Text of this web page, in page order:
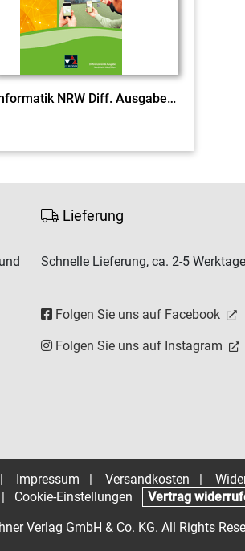
Informatik NRW Diff. Ausgabe click & teach 9/10 EL
Lieferung
Schnelle Lieferung, ca. 2-5 Werktage
Folgen Sie uns auf Facebook
Folgen Sie uns auf Instagram
| Impressum | Versandkosten |
|
Cookie-Einstellungen
Vertrag
Verlag GmbH & Co. KG. All Rights